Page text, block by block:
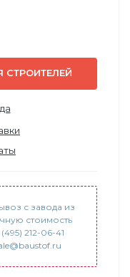
с завода из
стоимость
212-06-41